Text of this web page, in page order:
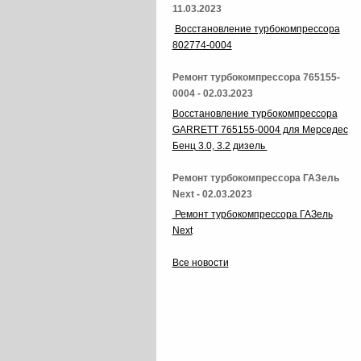
11.03.2023
Восстановление турбокомпрессора
802774-0004
Ремонт турбокомпрессора 765155-
0004 - 02.03.2023
Восстановление турбокомпрессора
GARRETT 765155-0004 для Мерседес
Бенц 3.0, 3.2 дизель
Ремонт турбокомпрессора ГАЗель
Next - 02.03.2023
Ремонт турбокомпрессора ГАЗель
Next
Все новости